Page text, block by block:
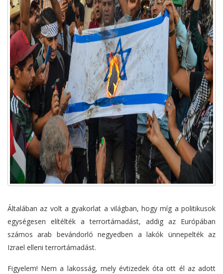
Általában az volt a gyakorlat a világban, hogy míg a politikusok
egységesen elítélték a terrortámadást, addig az Európában
számos arab bevándorló negyedben a lakók ünnepelték az
Izrael elleni terrortámadást.
Figyelem! Nem a lakosság, mely évtizedek óta ott él az adott